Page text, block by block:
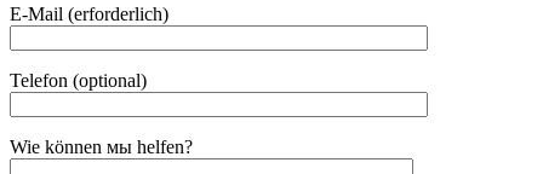
E-Mail (erforderlich)
Telefon (optional)
Gender
Wie können мы helfen?